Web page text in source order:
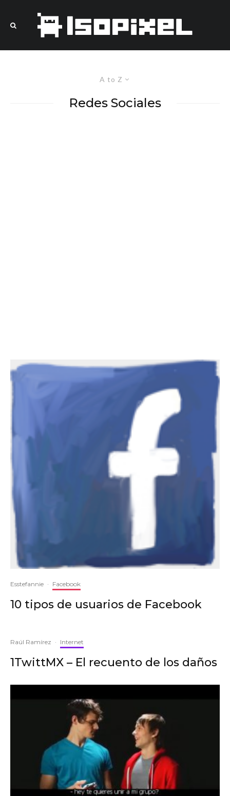
A to Z
Redes Sociales
Esstefannie · Facebook
10 tipos de usuarios de Facebook
Raúl Ramírez · Internet
1TwittMX – El recuento de los daños